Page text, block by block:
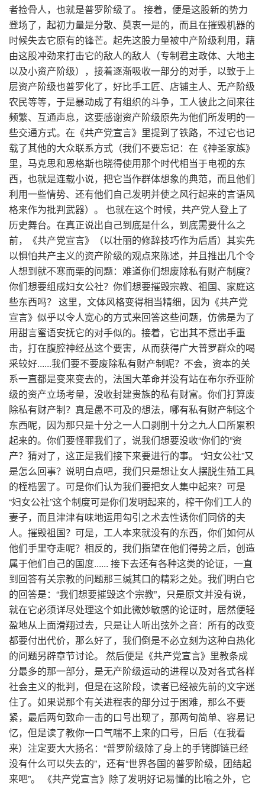
者捡骨人，也就是普罗阶级了。 接着，便是这股新的势力
登场了，起初力量是分散、莫衷一是的，而且在摧毁机器的
时候失去它原有的锋芒。起先这股力量被中产阶级利用，藉
由这股冲劲来打击它的敌人的敌人（专制君主政体、大地主
以及小资产阶级），接着逐渐吸收一部分的对手，以致于上
层资产阶级也普罗化了，好比手工匠、店铺主人、无产阶级
农民等等，于是暴动成了有组织的斗争，工人彼此之间来往
频繁、互通声息，这要感谢资产阶级原先为他们所发明的一
些交通方式。在《共产党宣言》里提到了铁路，不过它也记
载了其他的大众联系方式（我们不要忘记：在《神圣家族》
里，马克思和恩格斯也晓得使用那个时代相当于电视的东
西，也就是连载小说，把它当作群体想象的典范，而且他们
利用一些情势、还有他们自己发明并使之风行起来的言语风
格来作为批判武器）。 也就在这个时候，共产党人登上了
历史舞台。在真正说出自己到底是什么，到底需要什么之
前，《共产党宣言》（以壮丽的修辞技巧作为后盾）其实先
以惧怕共产主义的资产阶级的观点来陈述，并且推出几个令
人想到就不寒而栗的问题：难道你们想废除私有财产制度？
你们想要组成妇女公社？你们想要摧毁宗教、祖国、家庭这
些东西吗？ 这里，文体风格变得相当精细，因为《共产党
宣言》似乎以令人宽心的方式来回答这些问题，仿佛是为了
用甜言蜜语安抚它的对手似的。接着，它出其不意出手重
击，打在腹腔神经丛这个要害，从而获得广大普罗群众的喝
采较好......我们要不要废除私有财产制呢？不会，资本的关
系一直都是变来变去的，法国大革命并没有站在布尔乔亚阶
级的资产立场考量，没收封建贵族的私有财富。你们打算废
除私有财产制？真是愚不可及的想法，哪有私有财产制这个
东西呢，因为那只是十分之一人口剥削十分之九人口所累积
起来的。你们要怪罪我们了，说我们想要没收“你们的”资
产？猜对了，这正是我们接下来要进行的事。 “妇女公社”又
是怎么回事？说明白点吧，我们只是想让女人摆脱生殖工具
的桎梏罢了。可是你们认为我们要把女人集中起来？可是
“妇女公社”这个制度可是你们发明起来的，榨干你们工人的
妻子，而且津津有味地运用勾引之术去性诱你们同侪的夫
人。摧毁祖国？可是，工人本来就没有的东西，你们如何从
他们手里夺走呢？相反的，我们指望在他们得势之后，创造
属于他们自己的国度...... 接下去还有各种这类的论证，一直
到回答有关宗教的问题那三缄其口的精彩之处。我们明白它
的回答是：“我们想要摧毁这个宗教”，只是原文并没有说，
就在它必须详尽处理这个如此微妙敏感的论证时，居然便轻
盈地从上面滑翔过去，只是让人听出弦外之音：所有的改变
都要付出代价，那么好了，我们倒是不必立刻为这种白热化
的问题另辟章节讨论。 然后便是《共产党宣言》里教条成
分最多的那一部分，是无产阶级运动的进程以及对各式各样
社会主义的批判，但是在这阶段，读者已经被先前的文字迷
住了。如果说那个有关进程表的部分过于困难，那么不要
紧，最后两句致命一击的口号出现了，那两句简单、容易记
忆，但是读了教你一口气喘不上来的口号，日后（在我看
来）注定要大大扬名：“普罗阶级除了身上的手铐脚链已经
没有什么可以失去的”，还有“世界各国的普罗阶级，团结起
来吧”。 《共产党宣言》除了发明好记易懂的比喻之外，它